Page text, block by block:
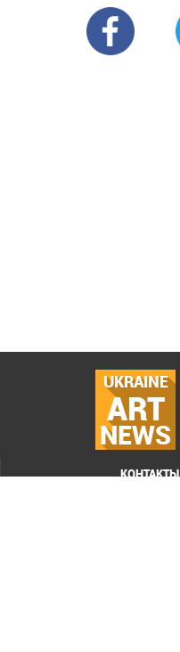
UKRAINE
ART
NEWS
КОНТАКТЫ